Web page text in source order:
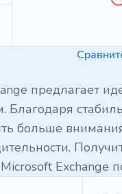
предлагает
Благодаря
больше
Microsoft Exchange